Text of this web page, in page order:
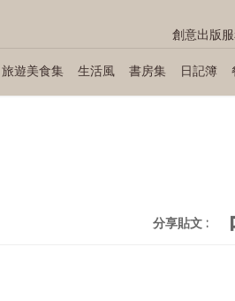
創意出版
旅遊美食集 生活風 書房集 日記簿
分享貼文 :